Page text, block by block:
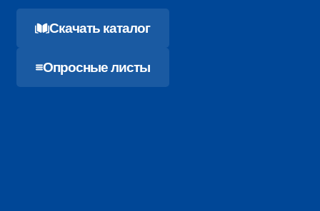
Cкачать каталог
Опросные листы